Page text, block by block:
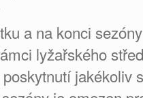
a na konci
lyžařského
jakékoliv